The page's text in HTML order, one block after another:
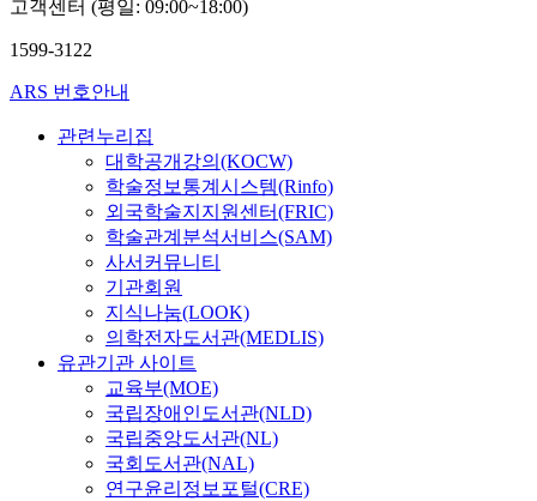
고객센터 (평일: 09:00~18:00)
1599-3122
ARS 번호안내
관련누리집
대학공개강의(KOCW)
학술정보통계시스템(Rinfo)
외국학술지지원센터(FRIC)
학술관계분석서비스(SAM)
사서커뮤니티
기관회원
지식나눔(LOOK)
의학전자도서관(MEDLIS)
유관기관 사이트
교육부(MOE)
국립장애인도서관(NLD)
국립중앙도서관(NL)
국회도서관(NAL)
연구윤리정보포털(CRE)